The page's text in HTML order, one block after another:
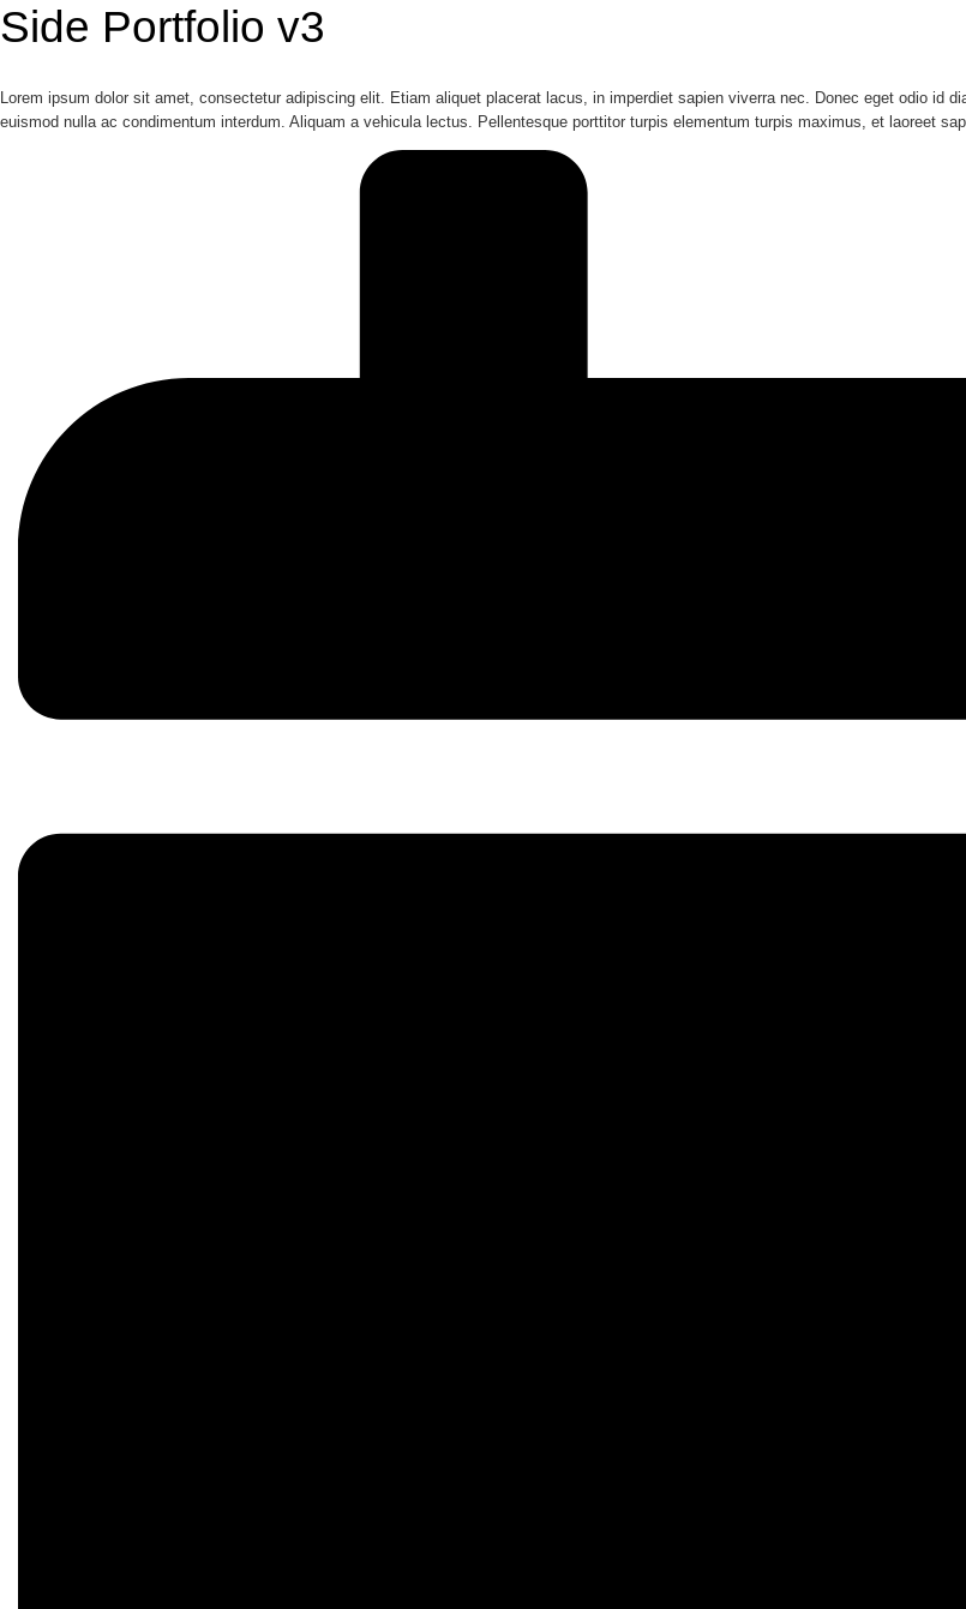
Side Portfolio v3
Lorem ipsum dolor sit amet, consectetur adipiscing elit. Etiam aliquet placerat lacus, in imperdiet sapien viverra nec. Donec eget odio id
euismod nulla ac condimentum interdum. Aliquam a vehicula lectus. Pellentesque porttitor turpis elementum turpis maximus, et laoreet